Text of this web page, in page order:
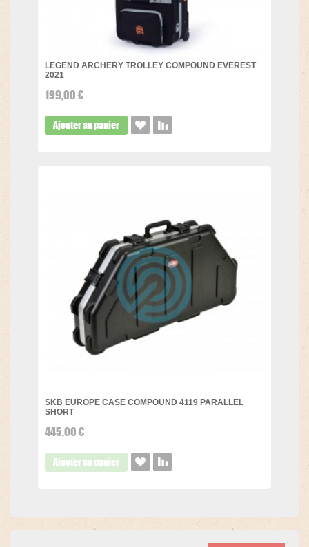
LEGEND ARCHERY TROLLEY COMPOUND EVEREST
2021
199,00 €
Ajouter au panier
SKB EUROPE CASE COMPOUND 4119 PARALLEL
SHORT
445,00 €
Ajouter au panier